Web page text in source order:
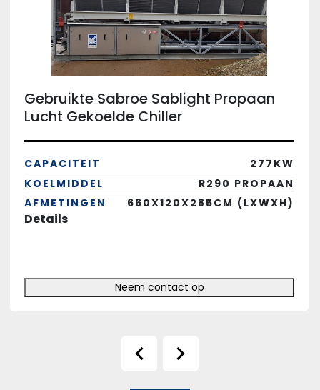
Gebruikte Sabroe Sablight Propaan
Lucht Gekoelde Chiller
CAPACITEIT
277KW
KOELMIDDEL
R290 PROPAAN
AFMETINGEN
660X120X285CM (LXWXH)
Details
Neem contact op